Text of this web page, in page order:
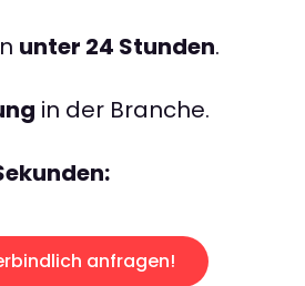
unter 24 Stunden.
in der Branche.
anfragen!